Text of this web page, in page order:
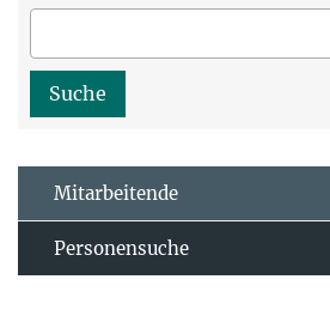
Mitarbeitende
Personensuche